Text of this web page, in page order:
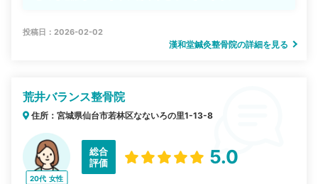
投稿日：2026-02-02
漢和堂鍼灸整骨院の詳細を見る
荒井バランス整骨院
住所：宮城県仙台市若林区なないろの里1-13-8
20代 女性
総合
評価
5.0